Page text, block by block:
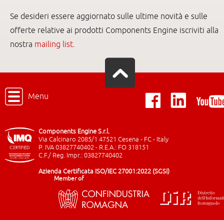
Se desideri essere aggiornato sulle ultime novità e sulle
offerte relative ai prodotti Components Engine iscriviti alla
nostra mailing list.
Menu
Components Engine S.r.l.
Via Calcinaro 2085/1 47521 Cesena - FC - Italy
P. IVA 03827740402 - R.E.A.: FO 318151
C.F./ Reg. Impr.: 03827740402
Azienda Certificata ISO/IEC 27001:2022 (SGSI)
Member of